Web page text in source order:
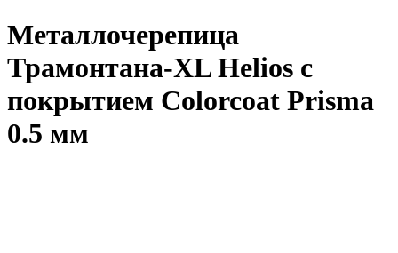
Металлочерепица
Трамонтана-XL Helios с
покрытием Colorcoat Prisma
0.5 мм